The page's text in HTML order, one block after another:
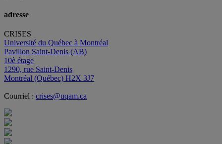
adresse
CRISES
Université du Québec à Montréal
Pavillon Saint-Denis (AB)
10è étage
1290, rue Saint-Denis
Montréal (Québec) H2X 3J7
Courriel : crises@uqam.ca